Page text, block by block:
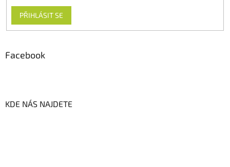
PŘIHLÁSIT SE
Facebook
KDE NÁS NAJDETE